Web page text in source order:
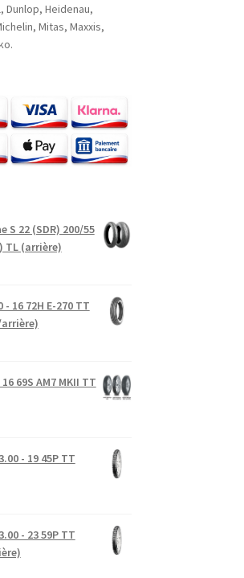
Dunlop, Heidenau,
Mitas, Maxxis,
S 22 (SDR) 200/55
TL (arrière)
- 16 72H E-270 TT
69S AM7 MKII TT
- 19 45P TT
- 23 59P TT